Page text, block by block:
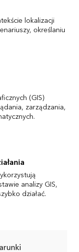
lokalizacji
określaniu
(GIS)
zarządzania,
analizy GIS,
działać.